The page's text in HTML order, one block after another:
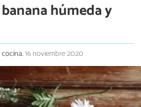
húmeda y
16 noviembre 2020